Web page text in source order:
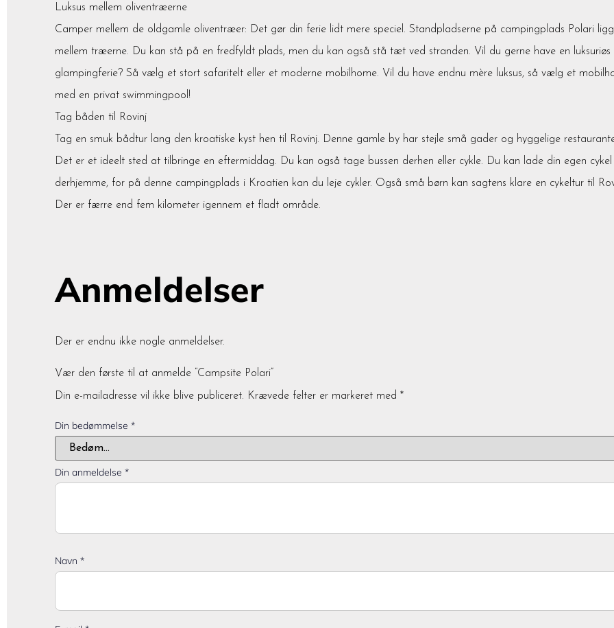
Luksus mellem oliventræerne
Camper mellem de oldgamle oliventræer: Det gør din ferie lidt mere speciel. Standpladserne på campingplads Polari
mellem træerne. Du kan stå på en fredfyldt plads, men du kan også stå tæt ved stranden. Vil du gerne have en luksuriøs
glampingferie? Så vælg et stort safaritelt eller et moderne mobilhome. Vil du have endnu mère luksus, så vælg et
med en privat swimmingpool!
Tag båden til Rovinj
Tag en smuk bådtur lang den kroatiske kyst hen til Rovinj. Denne gamle by har stejle små gader og hyggelige
Det er et ideelt sted at tilbringe en eftermiddag. Du kan også tage bussen derhen eller cykle. Du kan lade din egen cykel
derhjemme, for på denne campingplads i Kroatien kan du leje cykler. Også små børn kan sagtens klare en cykeltur til
Der er færre end fem kilometer igennem et fladt område.
Anmeldelser
Der er endnu ikke nogle anmeldelser.
Vær den første til at anmelde “Campsite Polari”
Din e-mailadresse vil ikke blive publiceret. Krævede felter er markeret med *
Din bedømmelse *
Din anmeldelse *
Navn *